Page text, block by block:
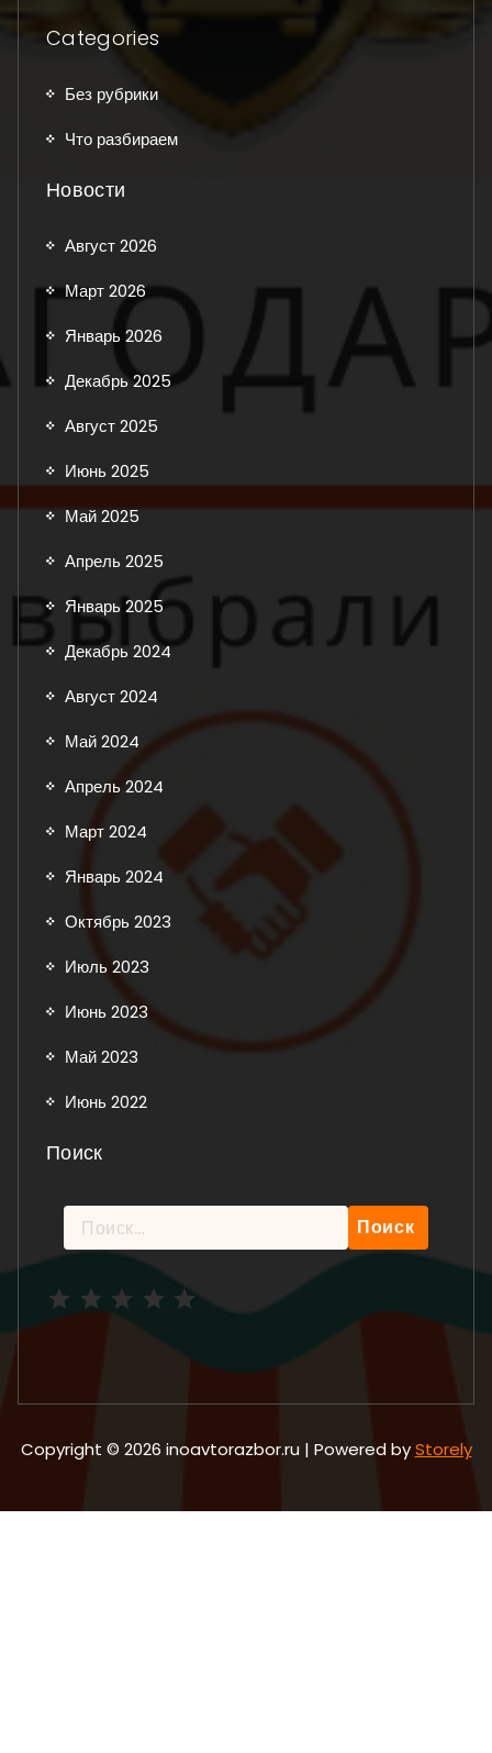
Categories
Без рубрики
Что разбираем
Новости
Август 2026
Март 2026
Январь 2026
Декабрь 2025
Август 2025
Июнь 2025
Май 2025
Апрель 2025
Январь 2025
Декабрь 2024
Август 2024
Май 2024
Апрель 2024
Март 2024
Январь 2024
Октябрь 2023
Июль 2023
Июнь 2023
Май 2023
Июнь 2022
Поиск
Найти:
Copyright © 2026 inoavtorazbor.ru | Powered byStorely